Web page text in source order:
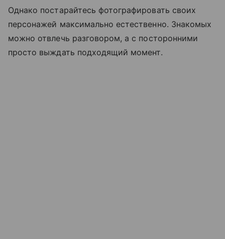
Однако постарайтесь фотографировать своих
персонажей максимально естественно. Знакомых
можно отвлечь разговором, а с посторонними
просто выждать подходящий момент.